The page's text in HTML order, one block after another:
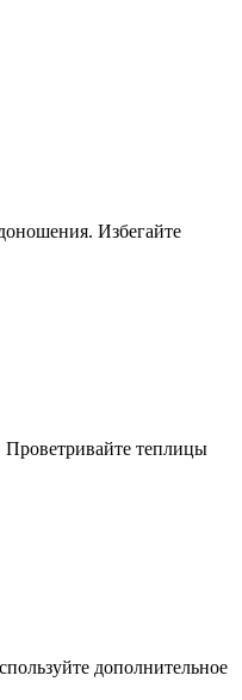
Избегайте
Проветривайте теплицы
дополнительное